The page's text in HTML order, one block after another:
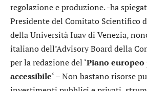
regolazione e produzione. -ha
Presidente del Comitato Scientifico
della Università Iuav di Venezia,
italiano dell’Advisory Board della
per la redazione del ‘Piano europeo
accessibile‘ – Non bastano risorse